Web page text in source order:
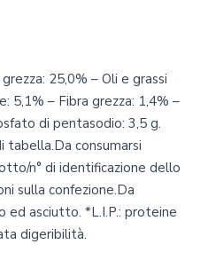
25,0% – Oli e grassi
5,1% – Fibra grezza: 1,4% –
di pentasodio: 3,5 g.
tabella.Da consumarsi
n° di identificazione dello
sulla confezione.Da
ed asciutto. *L.I.P.: proteine
digeribilità.